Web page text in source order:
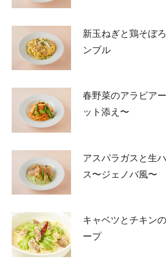
新玉ねぎと鶏そぼ
ンブル
春野菜のアラビア
ット添え〜
アスパラガスと生
ス〜ジェノバ風〜
キャベツとチキン
ープ